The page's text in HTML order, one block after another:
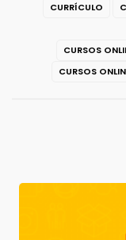
CURRÍCULO
CURSOS
CURSOS